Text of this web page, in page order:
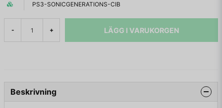
PS3-SONICGENERATIONS-CIB
- + LÄGG I VARUKORGEN
Beskrivning